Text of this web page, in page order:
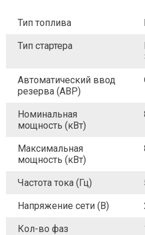
Тип топлива
Тип стартера
Автоматический ввод
резерва (АВР)
Номинальная
мощность (кВт)
Максимальная
мощность (кВт)
Частота тока (Гц)
Напряжение сети (В)
Кол-во фаз